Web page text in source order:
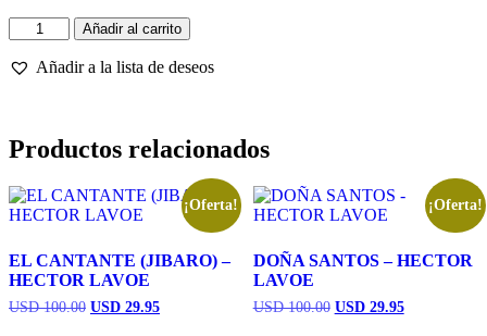
original
USD
actual
USD
JUNIO
73
-
Añadir al carrito
Añadir a la lista de deseos
Productos relacionados
¡Oferta!
EL CANTANTE (JIBARO) –
HECTOR LAVOE
USD 100.00 El
USD 29.95El
¡Oferta!
DOÑA SANTOS – HECTOR
LAVOE
USD 100.00 El
USD 29.95El